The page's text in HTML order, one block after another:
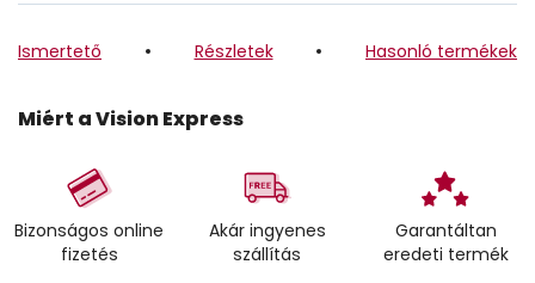
Ismertető Részletek Hasonló termékek
Miért a Vision Express
Bizonságos online
fizetés
Akár ingyenes
szállítás
Garantáltan
eredeti termék